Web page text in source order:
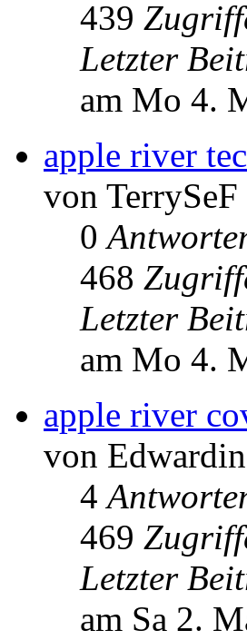
439
Letzter
am Mo 4.
apple river
von
0
468
Letzter
am Mo 4.
apple river
von
4
469
Letzter
am Sa 2.